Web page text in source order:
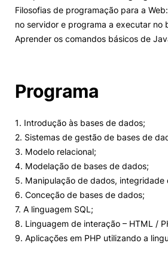
Filosofias de programação para a
no servidor e programa a executar no
Aprender os comandos básicos de
Programa
1. Introdução às bases de dados;
2. Sistemas de gestão de bases de
3. Modelo relacional;
4. Modelação de bases de dados;
5. Manipulação de dados, integridade
6. Conceção de bases de dados;
7. A linguagem SQL;
8. Linguagem de interação – HTML /
9. Aplicações em PHP utilizando a